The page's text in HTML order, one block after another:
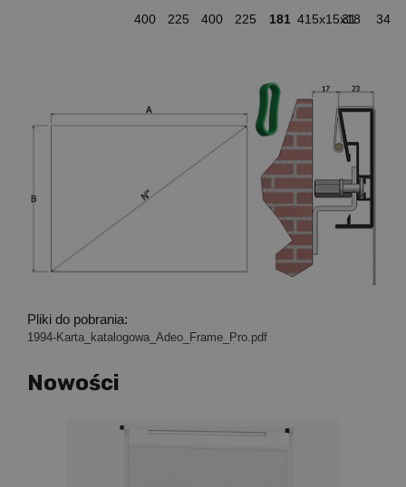
400 225 400 225 181 415x15x18
31 34
Pliki do pobrania:
1994-Karta_katalogowa_Adeo_Frame_Pro.pdf
Nowości